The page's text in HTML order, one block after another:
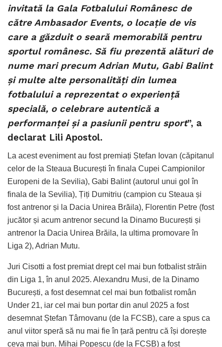
invitată la Gala Fotbalului Românesc de
către Ambasador Events, o locație de vis
care a găzduit o seară memorabilă pentru
sportul românesc. Să fiu prezentă alături de
nume mari precum Adrian Mutu, Gabi Balint
și multe alte personalități din lumea
fotbalului a reprezentat o experiență
specială, o celebrare autentică a
performanței și a pasiunii pentru sport”, a
declarat Lili Apostol.
La acest eveniment au fost premiați Ștefan Iovan (căpitanul
celor de la Steaua București în finala Cupei Campionilor
Europeni de la Sevilia), Gabi Balint (autorul unui gol în
finala de la Sevilia), Țiți Dumitriu (campion cu Steaua și
fost antrenor și la Dacia Unirea Brăila), Florentin Petre (fost
jucător și acum antrenor secund la Dinamo București și
antrenor la Dacia Unirea Brăila, la ultima promovare în
Liga 2), Adrian Mutu.
Juri Cisotti a fost premiat drept cel mai bun fotbalist străin
din Liga 1, în anul 2025. Alexandru Musi, de la Dinamo
București, a fost desemnat cel mai bun fotbalist român
Under 21, iar cel mai bun portar din anul 2025 a fost
desemnat Ștefan Târnovanu (de la FCSB), care a spus ca
anul viitor speră să nu mai fie în țară pentru că își dorește
ceva mai bun. Mihai Popescu (de la FCSB) a fost